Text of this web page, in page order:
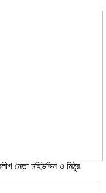
নেতা মহিউদ্দিন ও মিঠুর